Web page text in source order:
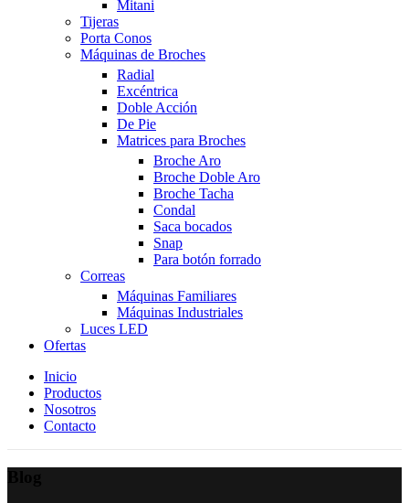
Mitani
Tijeras
Porta Conos
Máquinas de Broches
Radial
Excéntrica
Doble Acción
De Pie
Matrices para Broches
Broche Aro
Broche Doble Aro
Broche Tacha
Condal
Saca bocados
Snap
Para botón forrado
Correas
Máquinas Familiares
Máquinas Industriales
Luces LED
Ofertas
Inicio
Productos
Nosotros
Contacto